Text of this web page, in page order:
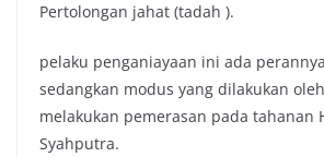
Pertolongan jahat (tadah ).
pelaku penganiayaan ini ada
sedangkan modus yang dilakukan
melakukan pemerasan pada tahanan
Syahputra.